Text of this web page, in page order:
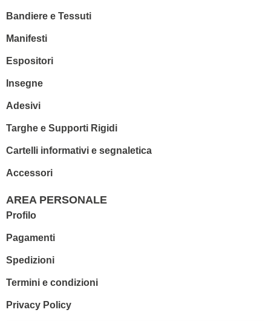
Bandiere e Tessuti
Manifesti
Espositori
Insegne
Adesivi
Targhe e Supporti Rigidi
Cartelli informativi e segnaletica
Accessori
AREA PERSONALE
Profilo
Pagamenti
Spedizioni
Termini e condizioni
Privacy Policy